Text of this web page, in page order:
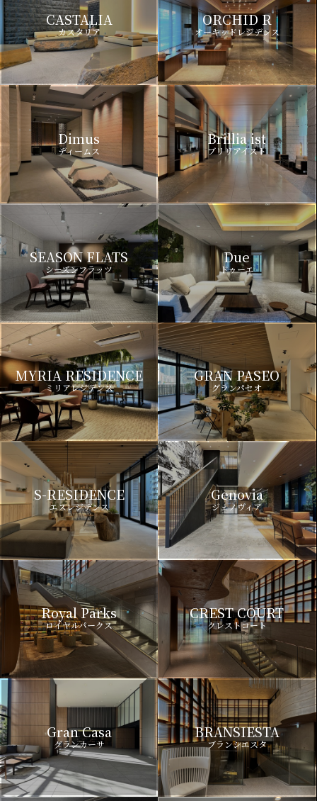
CASTALIA
カスタリア
ORCHID R
オーキッドレジデンス
Dimus
ディームス
Brillia ist
ブリリアイスト
SEASON FLATS
シーズンフラッツ
Due
ドゥーエ
MYRIA RESIDENCE
ミリアレジデンス
GRAN PASEO
グランパセオ
S-RESIDENCE
エスレジデンス
Genovia
ジェノヴィア
Royal Parks
ロイヤルパークス
CREST COURT
クレストコート
Gran Casa
グランカーサ
BRANSIESTA
ブランシエスタ